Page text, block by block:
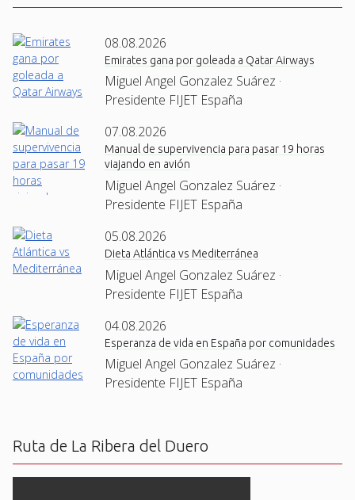
08.08.2026
Emirates gana por goleada a Qatar Airways
Miguel Angel Gonzalez Suárez ·
Presidente FIJET España
07.08.2026
Manual de supervivencia para pasar 19 horas
viajando en avión
Miguel Angel Gonzalez Suárez ·
Presidente FIJET España
05.08.2026
Dieta Atlántica vs Mediterránea
Miguel Angel Gonzalez Suárez ·
Presidente FIJET España
04.08.2026
Esperanza de vida en España por comunidades
Miguel Angel Gonzalez Suárez ·
Presidente FIJET España
Ruta de La Ribera del Duero